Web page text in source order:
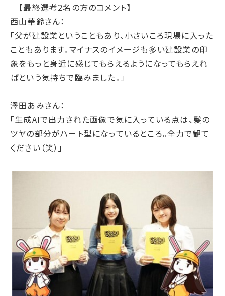
ガバナンスデータ
地球への配当
ESGデータ
サステナブルファイナンス
GRIスタンダード対照表
統合報告書ダウンロード
【最終選考2名の方のコメント】
西山華鈴さん：
「父が建設業ということもあり、小さいころ現場に入った
こともあります。マイナスのイメージも多い建設業の印
象をもっと身近に感じてもらえるようになってもらえれ
ばという気持ちで臨みました。」
澤田あみさん：
「生成AIで出力された画像で気に入っている点は、髪の
ツヤの部分がハート型になっているところ。全力で観て
ください（笑）」